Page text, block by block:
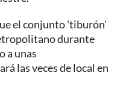
el conjunto 'tiburón'
durante
a unas
las veces de local en